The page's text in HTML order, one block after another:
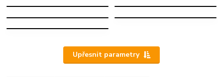
FIAT
Upřesnit parametry